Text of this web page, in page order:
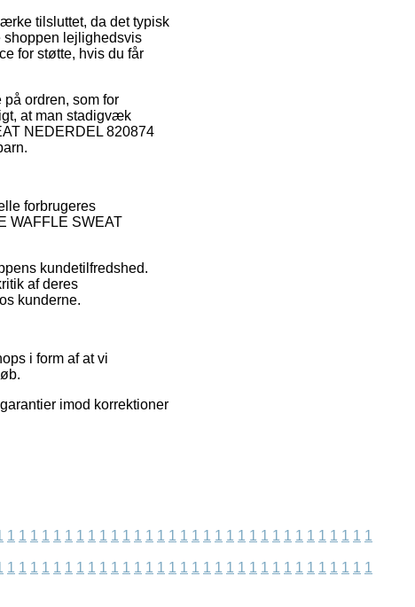
tilsluttet, da det typisk
shoppen lejlighedsvis
for støtte, hvis du får
ordren, som for
at man stadigvæk
NEDERDEL 820874
forbrugeres
WAFFLE SWEAT
kundetilfredshed.
af deres
kunderne.
i form af at vi
imod korrektioner
1 1 1 1 1 1 1 1 1 1 1 1 1 1 1 1 1 1 1 1 1 1 1 1 1 1 1 1 1 1 1 1
1 1 1 1 1 1 1 1 1 1 1 1 1 1 1 1 1 1 1 1 1 1 1 1 1 1 1 1 1 1 1 1